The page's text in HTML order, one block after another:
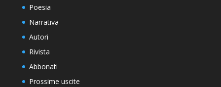
Poesia
Narrativa
Autori
Rivista
Abbonati
Prossime uscite